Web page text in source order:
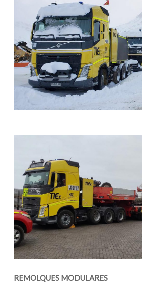
REMOLQUES MODULARES